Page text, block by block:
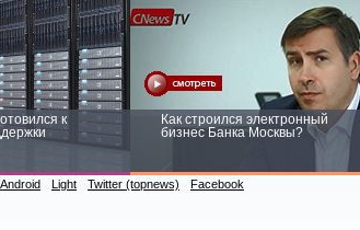
к
Как строился электронный
бизнес Банка Москвы?
Android Light Twitter (topnews) Facebook